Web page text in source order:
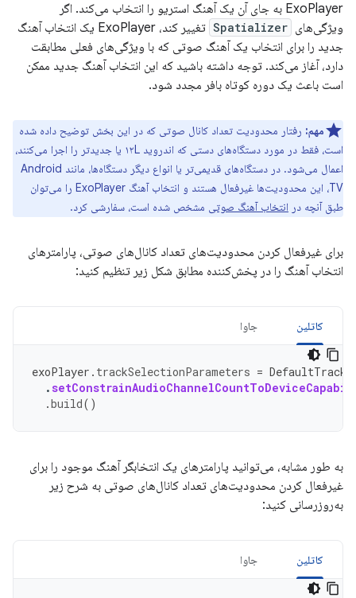
ExoPlayer به جای آن یک آهنگ استریو را انتخاب می‌کند. اگر
ویژگی‌های Spatializer
تغییر کند، ExoPlayer یک انتخاب آهنگ
جدید را برای انتخاب یک آهنگ صوتی که با ویژگی‌های فعلی مطابقت
دارد، آغاز می‌کند. توجه داشته باشید که این انتخاب آهنگ جدید ممکن
است باعث یک دوره کوتاه بافر مجدد شود.
مهم: رفتار محدودیت تعداد کانال صوتی که در این بخش توضیح داده شده
است، فقط در مورد دستگاه‌های دستی که اندروید ۱۲L یا جدیدتر را اجرا می‌کنند،
اعمال می‌شود. در دستگاه‌های قدیمی‌تر یا انواع دیگر دستگاه‌ها، مانند Android
TV، این محدودیت‌ها غیرفعال هستند و انتخاب آهنگ ExoPlayer را می‌توان
طبق آنچه در انتخاب آهنگ صوتی مشخص شده است، سفارشی کرد.
برای غیرفعال کردن محدودیت‌های تعداد کانال‌های صوتی، پارامترهای
انتخاب آهنگ را در پخش‌کننده مطابق شکل زیر تنظیم کنید:
کاتلین جاوا
exoPlayer . trackSelectionParameters =
.
.build()
به طور مشابه، می‌توانید پارامترهای یک انتخابگر آهنگ موجود را برای
غیرفعال کردن محدودیت‌های تعداد کانال‌های صوتی به شرح زیر
به‌روزرسانی کنید:
کاتلین جاوا